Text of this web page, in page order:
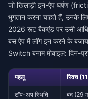
जो खिलाड़ी इन-ऐप घर्षण
भुगतान करना चाहते हैं, उनके
2026 रूट बैकएंड पर उसी
बस ऐप में लॉग इन करने के बजाय
Switch बनाम मोबाइल: दिन-
पहलू स्विच
टॉप-अप स्थिति बंद (29